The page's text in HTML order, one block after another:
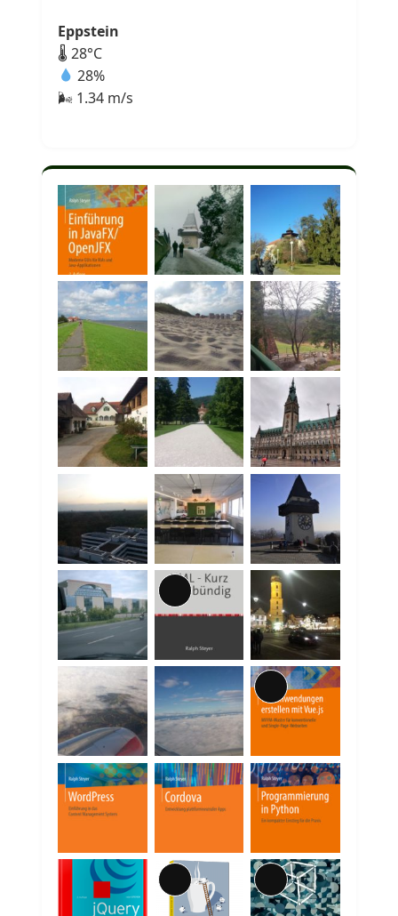
Eppstein
🌡 28°C
28%
🌬 1.34 m/s
Lange
Beschreibung
Lange
Beschreibung
Lange
Beschreibung
Lange
Beschreibung